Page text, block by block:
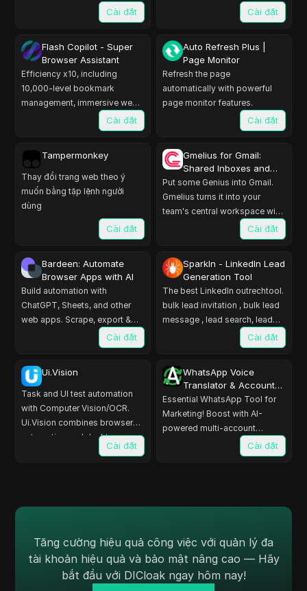
Cài đặt Cài đặt
Flash Copilot - Super
Browser Assistant
Efficiency x10, including
10,000-level bookmark
management, immersive web
notes, bilingual immersive
Cài đặt
Auto Refresh Plus |
Page Monitor
Refresh the page
automatically with powerful
page monitor features.
Cài đặt
Tampermonkey
Thay đổi trang web theo ý
muốn bằng tập lệnh người
dùng
Cài đặt
Gmelius for Gmail:
Shared Inboxes and
Labels, Email
Automation & Analytics
Put some Genius into Gmail.
Gmelius turns it into your
team's central workspace with
full collaboration, automation,
Cài đặt
Bardeen: Automate
Browser Apps with AI
Build automation with
ChatGPT, Sheets, and other
web apps. Scrape, export &
extract data with AI to improve
sales & productivity
Cài đặt
SparkIn - LinkedIn Lead
Generation Tool
The best LinkedIn outrechtool.
bulk lead invitation , bulk lead
message , lead search, lead
export , lead import , B2B lead
Cài đặt
Ui.Vision
Task and UI test automation
with Computer Vision/OCR.
Ui.Vision combines browser
automation and desktop
Cài đặt
WhatsApp Voice
Translator & Account
Warm-Up & Number
Check
Essential WhatsApp Tool for
Marketing! Boost with AI-
powered multi-account
engagement, number filter, and
real-time translation.
Cài đặt
Tăng cường hiệu quả công việc với quản lý đa
tài khoản hiệu quả và bảo mật nâng cao — Hãy
bắt đầu với DICloak ngay hôm nay!